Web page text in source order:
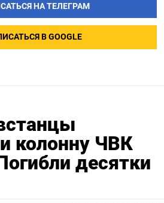
НА ТЕЛЕГРАМ
В GOOGLE
колонну ЧВК
десятки